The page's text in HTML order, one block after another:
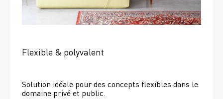
Flexible & polyvalent
Solution idéale pour des concepts flexibles dans le
domaine privé et public.